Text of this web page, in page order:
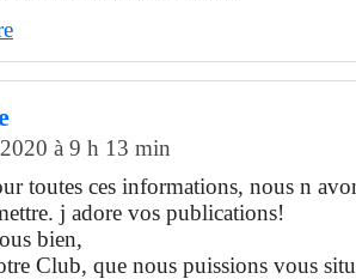
à 9 h 13 min
toutes ces informations, nous n
j adore vos publications!
bien,
Club, que nous puissions vous